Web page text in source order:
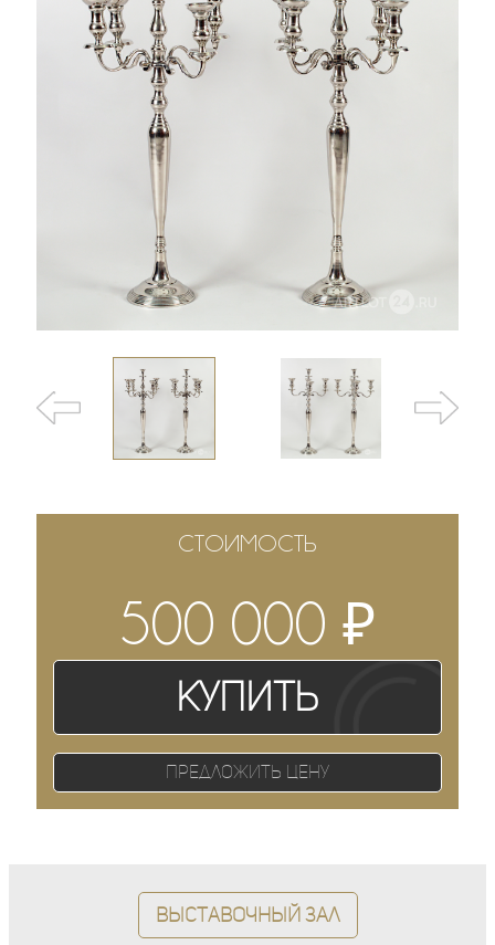
СТОИМОСТЬ
500 000 ₽
Купить
Предложить цену
Выставочный зал